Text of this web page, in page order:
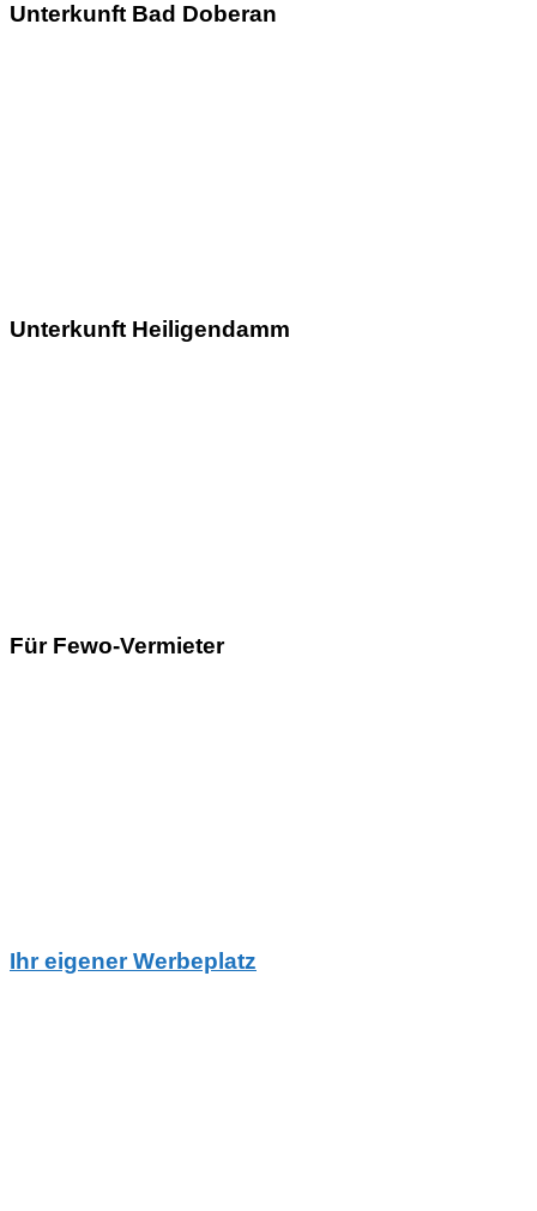
Unterkunft Bad Doberan
Unterkunft Heiligendamm
Für Fewo-Vermieter
Ihr eigener Werbeplatz